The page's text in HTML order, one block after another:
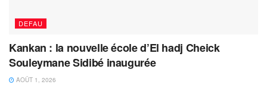
DEFAU
Kankan : la nouvelle école d’El hadj Cheick
Souleymane Sidibé inaugurée
AOÛT 1, 2026